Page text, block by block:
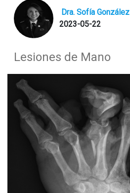
Dra. Sofía González
2023-05-22
Lesiones de Mano